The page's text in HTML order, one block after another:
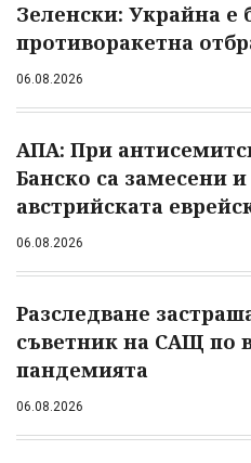
Зеленски: Украйна е
противоракетна
06.08.2026
АПА: При
Банско са замесени
австрийската
06.08.2026
Разследване
съветник на САЩ по
пандемията
06.08.2026